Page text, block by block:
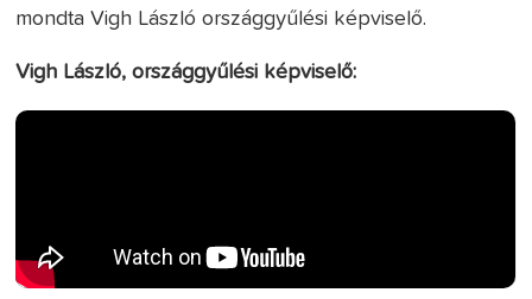
mondta Vigh László országgyűlési képviselő.
Vigh László, országgyűlési képviselő: